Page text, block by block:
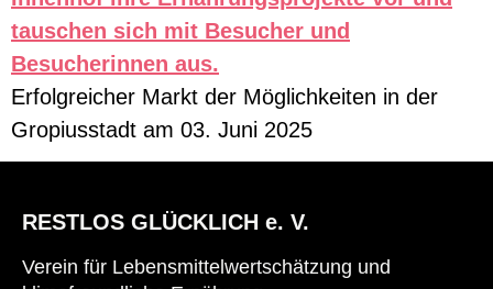
Erfolgreicher Markt der Möglichkeiten in der
Gropiusstadt am 03. Juni 2025
RESTLOS GLÜCKLICH e. V.
Verein für Lebensmittelwertschätzung und